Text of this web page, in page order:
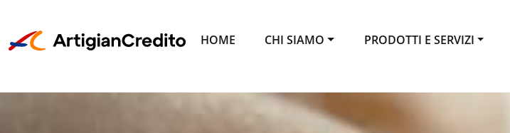
HOME CHI SIAMO PRODOTTI E SERVIZI